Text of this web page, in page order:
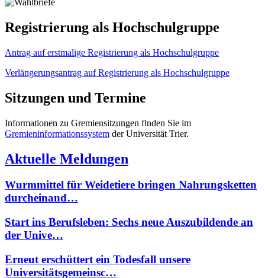
Registrierung als Hochschulgruppe
Antrag auf erstmalige Registrierung als Hochschulgruppe
Verlängerungsantrag auf Registrierung als Hochschulgruppe
Sitzungen und Termine
Informationen zu Gremiensitzungen finden Sie im
Gremieninformationssystem der Universität Trier.
Aktuelle Meldungen
Wurmmittel für Weidetiere bringen Nahrungsketten
durcheinand…
Start ins Berufsleben: Sechs neue Auszubildende an
der Unive…
Erneut erschüttert ein Todesfall unsere
Universitätsgemeinsc…